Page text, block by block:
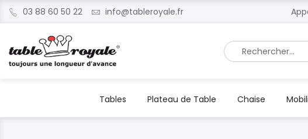
03 88 60 50 22 info@tableroyale.fr
Rechercher
Tables Plateau de Table Chaise